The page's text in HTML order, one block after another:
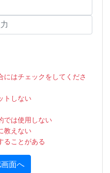
にはチェックをしてくださ
トしない
では使用しない
教えない
ることがある
面へ